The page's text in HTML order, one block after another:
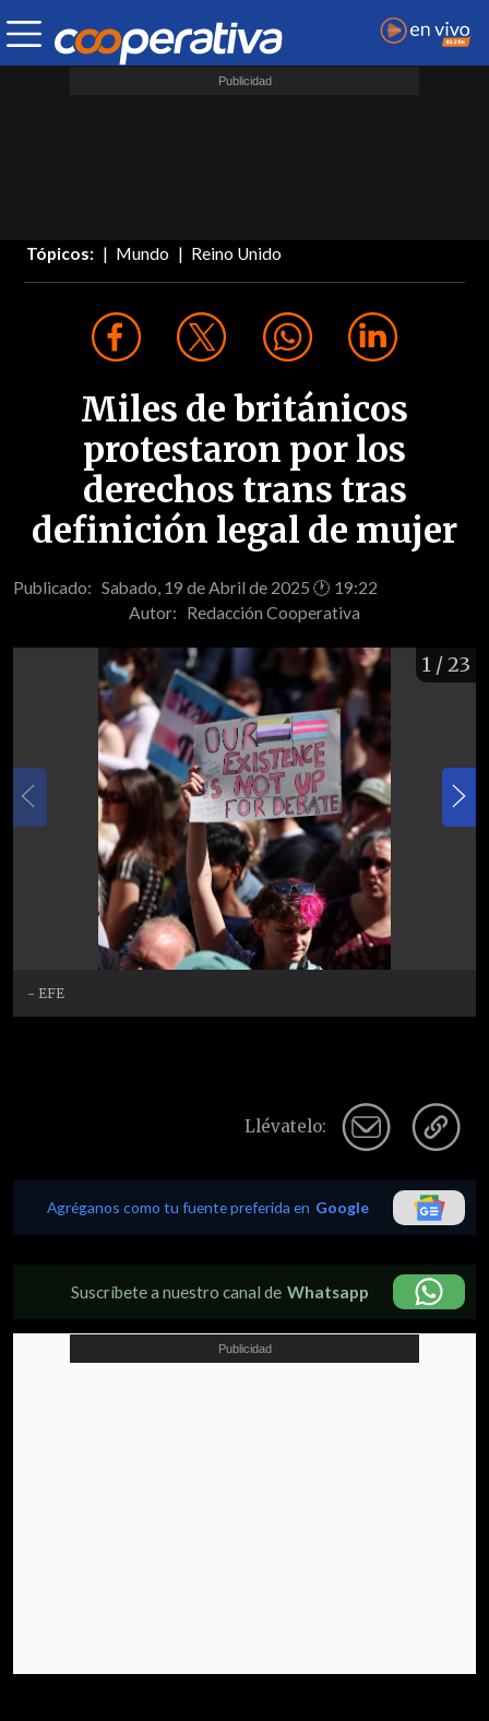
Tópicos: Mundo Reino Unido
Miles de británicos
protestaron por los
derechos trans tras
definición legal de mujer
Publicado: Sabado, 19 de Abril de 2025 🕐 19:22
Autor: Redacción Cooperativa
1 / 23
- EFE
Llévatelo:
Agréganos como tu fuente preferida en Google
Suscríbete a nuestro canal de Whatsapp